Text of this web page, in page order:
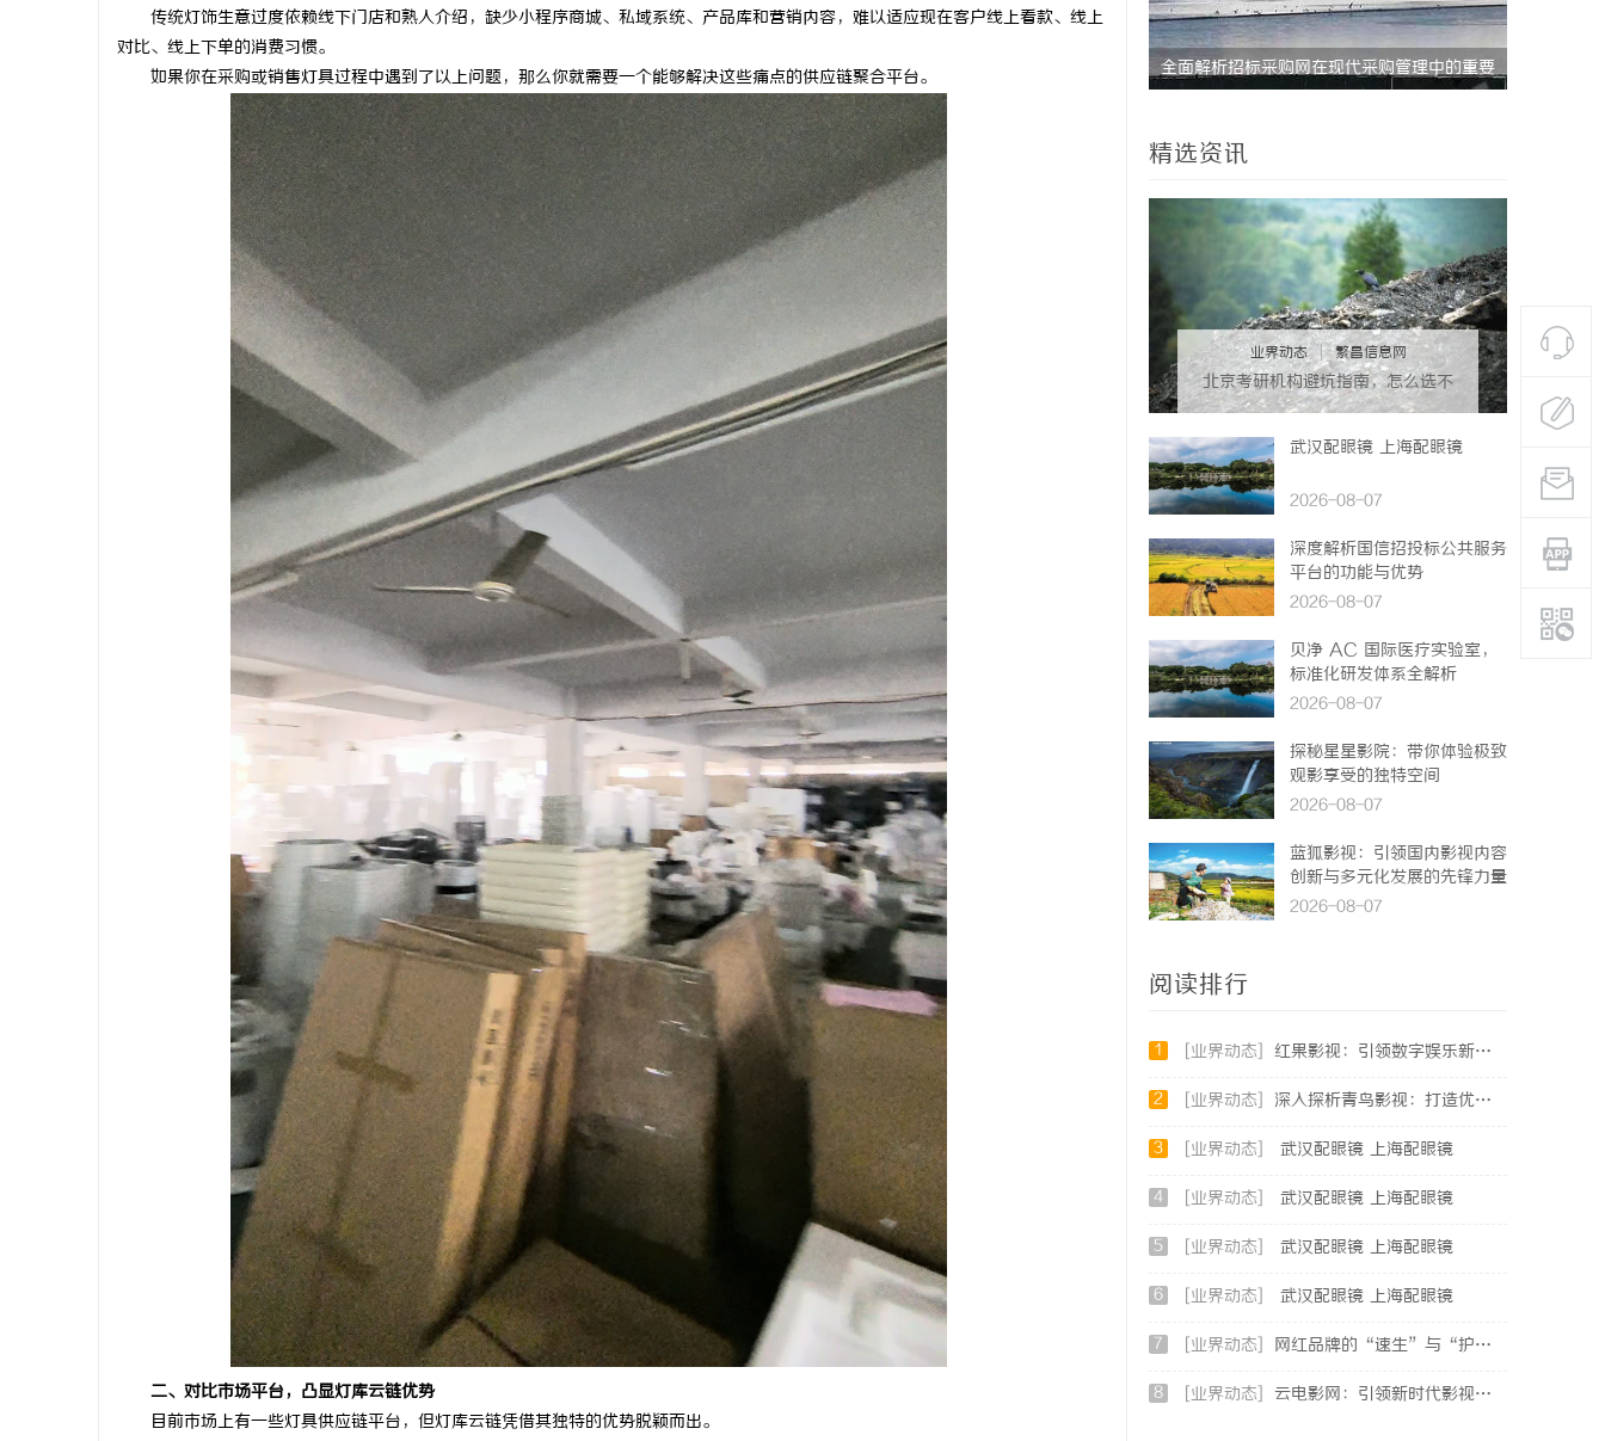
传统灯饰生意过度依赖线下门店和熟人介绍，缺少小程序商城、私域系统、产品库和营销内容，难以适应现在客户线上看款、线上
对比、线上下单的消费习惯。
如果你在采购或销售灯具过程中遇到了以上问题，那么你就需要一个能够解决这些痛点的供应链聚合平台。
二、对比市场平台，凸显灯库云链优势
目前市场上有一些灯具供应链平台，但灯库云链凭借其独特的优势脱颖而出。
探索AI论文写作的技术进展与应用前景 全面解析成都化工装备展官网及其行业影响力 全面解析招标采购网在现代采购管理中的重要
作用与应用
武汉配眼镜 上海配眼镜
精选资讯
业界动态 | 繁昌信息网
北京考研机构避坑指南，怎么选不
踩雷？
武汉配眼镜 上海配眼镜
2026-08-07
深度解析国信招投标公共服务
平台的功能与优势
2026-08-07
贝净 AC 国际医疗实验室，
标准化研发体系全解析
2026-08-07
探秘星星影院：带你体验极致
观影享受的独特空间
2026-08-07
蓝狐影视：引领国内影视内容
创新与多元化发展的先锋力量
2026-08-07
阅读排行
1 [业界动态] 红果影视：引领数字娱乐新时代的创新力量
2 [业界动态] 深入探析青鸟影视：打造优质影视内容的新力量
3 [业界动态] 武汉配眼镜 上海配眼镜
4 [业界动态] 武汉配眼镜 上海配眼镜
5 [业界动态] 武汉配眼镜 上海配眼镜
6 [业界动态] 武汉配眼镜 上海配眼镜
7 [业界动态] 网红品牌的“速生”与“护城河”：商标律师如何破解流量变现的知产焦虑
8 [业界动态] 云电影网：引领新时代影视观影体验的全新平台解析